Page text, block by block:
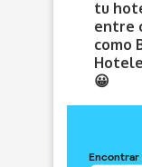
tu
entre
como
😀